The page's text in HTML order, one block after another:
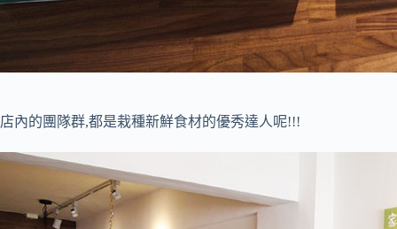
店內的團隊群,都是栽種新鮮食材的優秀達人呢!!!